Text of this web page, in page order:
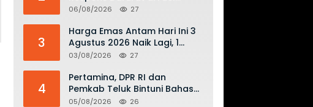
Terminal Biak, Antisipasi Risiko
BBM
06/08/2026 27
3
Harga Emas Antam Hari Ini 3
Agustus 2026 Naik Lagi, 1
Gram Tembus Rp 2,61 Juta
03/08/2026 27
4
Pertamina, DPR RI dan
Pemkab Teluk Bintuni Bahas
Penguatan Distribusi BBM dan
05/08/2026 26